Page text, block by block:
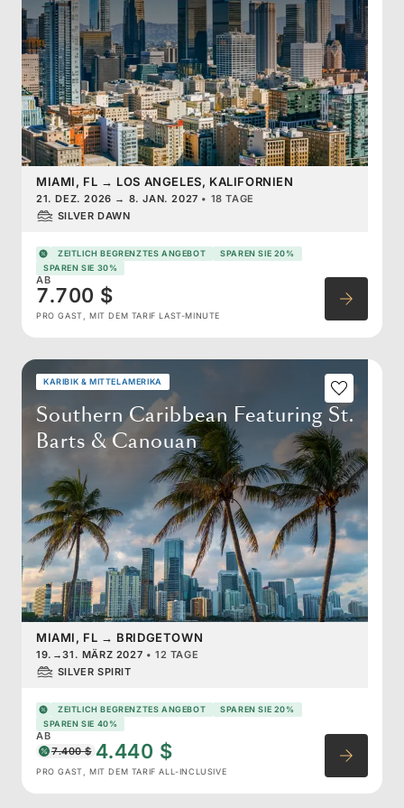
MIAMI, FL → LOS ANGELES, KALIFORNIEN
21. DEZ. 2026 → 8. JAN. 2027 • 18 TAGE
SILVER DAWN
ZEITLICH BEGRENZTES ANGEBOT
SPAREN SIE 20%
SPAREN SIE 30%
AB
7.700 $
PRO GAST, MIT DEM TARIF LAST-MINUTE
KARIBIK & MITTELAMERIKA
Southern Caribbean Featuring St.
Barts & Canouan
MIAMI, FL → BRIDGETOWN
19. →31. MÄRZ 2027 •12 TAGE
SILVER SPIRIT
ZEITLICH BEGRENZTES ANGEBOT
SPAREN SIE 20%
SPAREN SIE 40%
AB
7.400 $ 4.440 $
PRO GAST, MIT DEM TARIF ALL-INCLUSIVE